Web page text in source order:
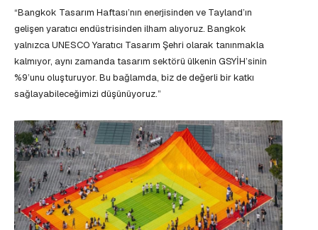
“Bangkok Tasarım Haftası’nın enerjisinden ve Tayland’ın
gelişen yaratıcı endüstrisinden ilham alıyoruz. Bangkok
yalnızca UNESCO Yaratıcı Tasarım Şehri olarak tanınmakla
kalmıyor, aynı zamanda tasarım sektörü ülkenin GSYİH’sinin
%9’unu oluşturuyor. Bu bağlamda, biz de değerli bir katkı
sağlayabileceğimizi düşünüyoruz.”